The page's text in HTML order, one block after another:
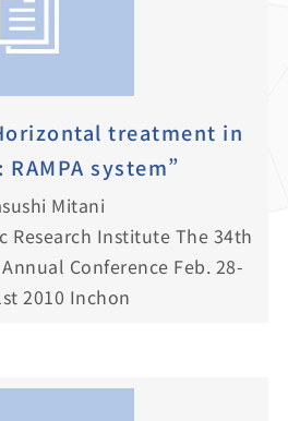
treatment in
system”
Mitani
Research Institute The 34th
Conference Feb. 28-
2010 Inchon